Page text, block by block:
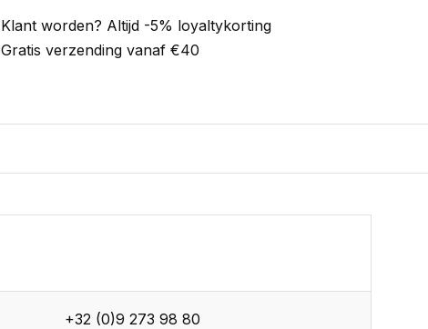
Klant worden? Altijd -5% loyaltykorting
Gratis verzending vanaf €40
+32 (0)9 273 98 80